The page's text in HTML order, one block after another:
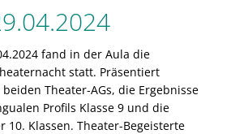
fand in der Aula die
statt. Präsentiert
Theater-AGs, die Ergebnisse
Profils Klasse 9 und die
10. Klassen. Theater-Begeisterte